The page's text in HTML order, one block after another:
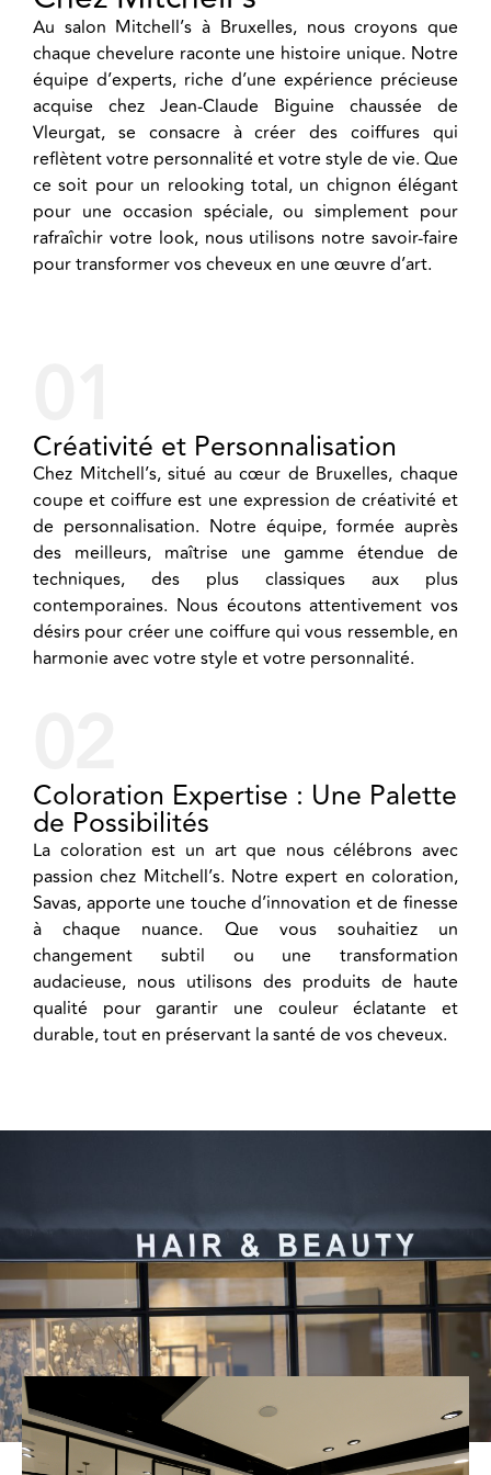
Au salon Mitchell’s à Bruxelles, nous croyons que
chaque chevelure raconte une histoire unique. Notre
équipe d’experts, riche d’une expérience précieuse
acquise chez Jean-Claude Biguine chaussée de
Vleurgat, se consacre à créer des coiffures qui
reflètent votre personnalité et votre style de vie. Que
ce soit pour un relooking total, un chignon élégant
pour une occasion spéciale, ou simplement pour
rafraîchir votre look, nous utilisons notre savoir-faire
pour transformer vos cheveux en une œuvre d’art.
Créativité et Personnalisation
Chez Mitchell’s, situé au cœur de Bruxelles, chaque
coupe et coiffure est une expression de créativité et
de personnalisation. Notre équipe, formée auprès
des meilleurs, maîtrise une gamme étendue de
techniques, des plus classiques aux plus
contemporaines. Nous écoutons attentivement vos
désirs pour créer une coiffure qui vous ressemble, en
harmonie avec votre style et votre personnalité.
Coloration Expertise : Une Palette
de Possibilités
La coloration est un art que nous célébrons avec
passion chez Mitchell’s. Notre expert en coloration,
Savas, apporte une touche d’innovation et de finesse
à chaque nuance. Que vous souhaitiez un
changement subtil ou une transformation
audacieuse, nous utilisons des produits de haute
qualité pour garantir une couleur éclatante et
durable, tout en préservant la santé de vos cheveux.